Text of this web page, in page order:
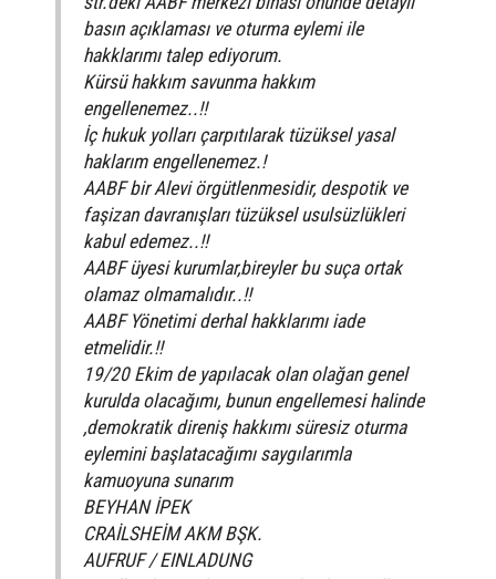
basın açıklaması ve oturma eylemi ile
hakklarımı talep ediyorum.
Kürsü hakkım savunma hakkım
engellenemez..!!
İç hukuk yolları çarpıtılarak tüzüksel yasal
haklarım engellenemez.!
AABF bir Alevi örgütlenmesidir, despotik ve
faşizan davranışları tüzüksel usulsüzlükleri
kabul edemez..!!
AABF üyesi kurumlar,bireyler bu suça ortak
olamaz olmamalıdır..!!
AABF Yönetimi derhal hakklarımı iade
etmelidir.!!
19/20 Ekim de yapılacak olan olağan genel
kurulda olacağımı, bunun engellemesi halinde
,demokratik direniş hakkımı süresiz oturma
eylemini başlatacağımı saygılarımla
kamuoyuna sunarım
BEYHAN İPEK
CRAİLSHEİM AKM BŞK.
AUFRUF / EINLADUNG